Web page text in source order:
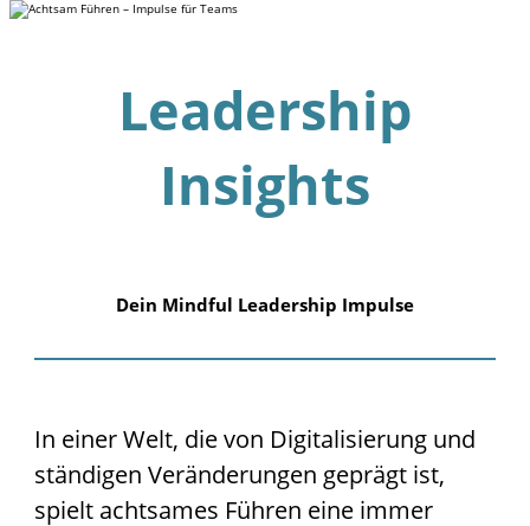
Leadership
Insights
Dein Mindful Leadership Impulse
In einer Welt, die von Digitalisierung und
ständigen Veränderungen geprägt ist,
spielt achtsames Führen eine immer